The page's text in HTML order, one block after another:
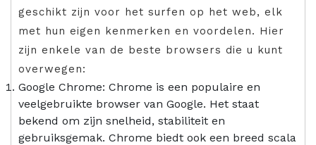
geschikt zijn voor het surfen op het web, elk
met hun eigen kenmerken en voordelen. Hier
zijn enkele van de beste browsers die u kunt
overwegen:
Google Chrome: Chrome is een populaire en
veelgebruikte browser van Google. Het staat
bekend om zijn snelheid, stabiliteit en
gebruiksgemak. Chrome biedt ook een breed scala